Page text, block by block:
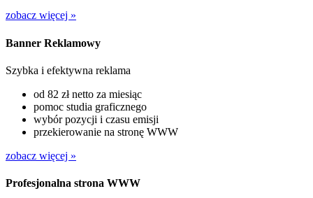
zobacz więcej »
Banner Reklamowy
Szybka i efektywna reklama
od 82 zł netto za miesiąc
pomoc studia graficznego
wybór pozycji i czasu emisji
przekierowanie na stronę WWW
zobacz więcej »
Profesjonalna strona WWW